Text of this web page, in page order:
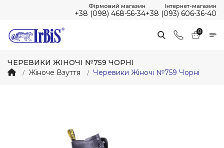
Фірмовий магазин
+38 (098) 468-56-34
Інтернет-магазин
+38 (093) 606-36-40
0
ЧЕРЕВИКИ ЖІНОЧІ №759 ЧОРНІ
Жіноче Взуття
Черевики Жіночі №759 Чорні